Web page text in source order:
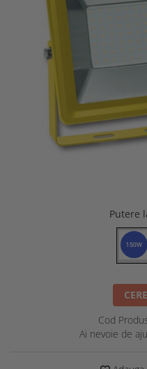
Putere
Cod
Ai nevoie de